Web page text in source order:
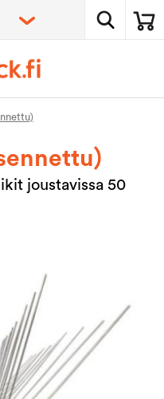
joustavissa 50